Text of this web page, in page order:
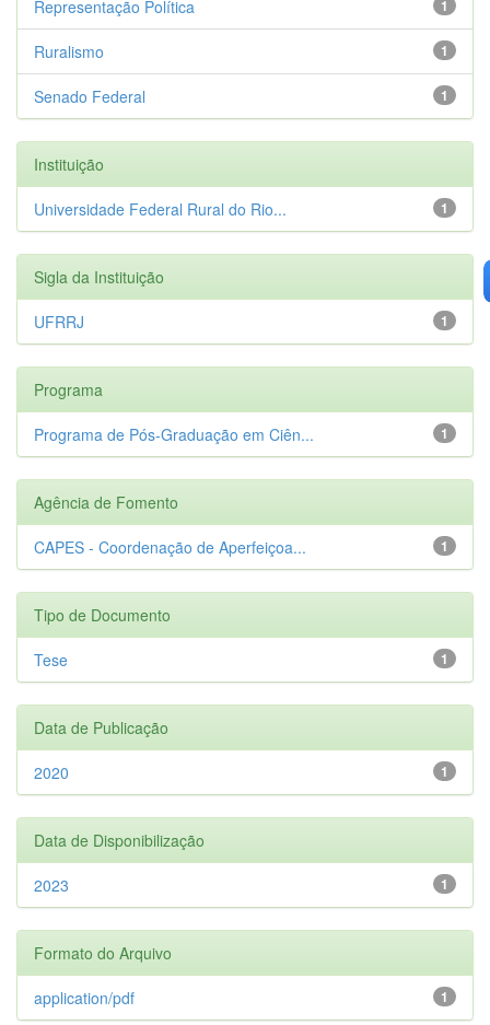
1
Representação Política
1
Ruralismo
1
Senado Federal
Instituição
1
Universidade Federal Rural do Rio...
Sigla da Instituição
1
UFRRJ
Programa
1
Programa de Pós-Graduação em Ciên...
Agência de Fomento
1
CAPES - Coordenação de Aperfeiçoa...
Tipo de Documento
1
Tese
Data de Publicação
1
2020
Data de Disponibilização
1
2023
Formato do Arquivo
1
application/pdf